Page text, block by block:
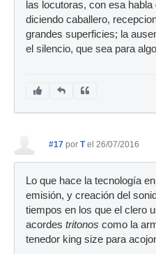
las locutoras, con esa
diciendo caballero,
grandes superficies; la
el silencio, que sea para
#17 por T el 26/07/2016
Lo que hace la tecnología
emisión, y creación del
tiempos en los que el clero
acordes tritonos como la
tenedor king size para